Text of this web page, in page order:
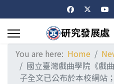
You are here: Home
國立臺灣戲曲學院《戲
子全文已公布於本校網站